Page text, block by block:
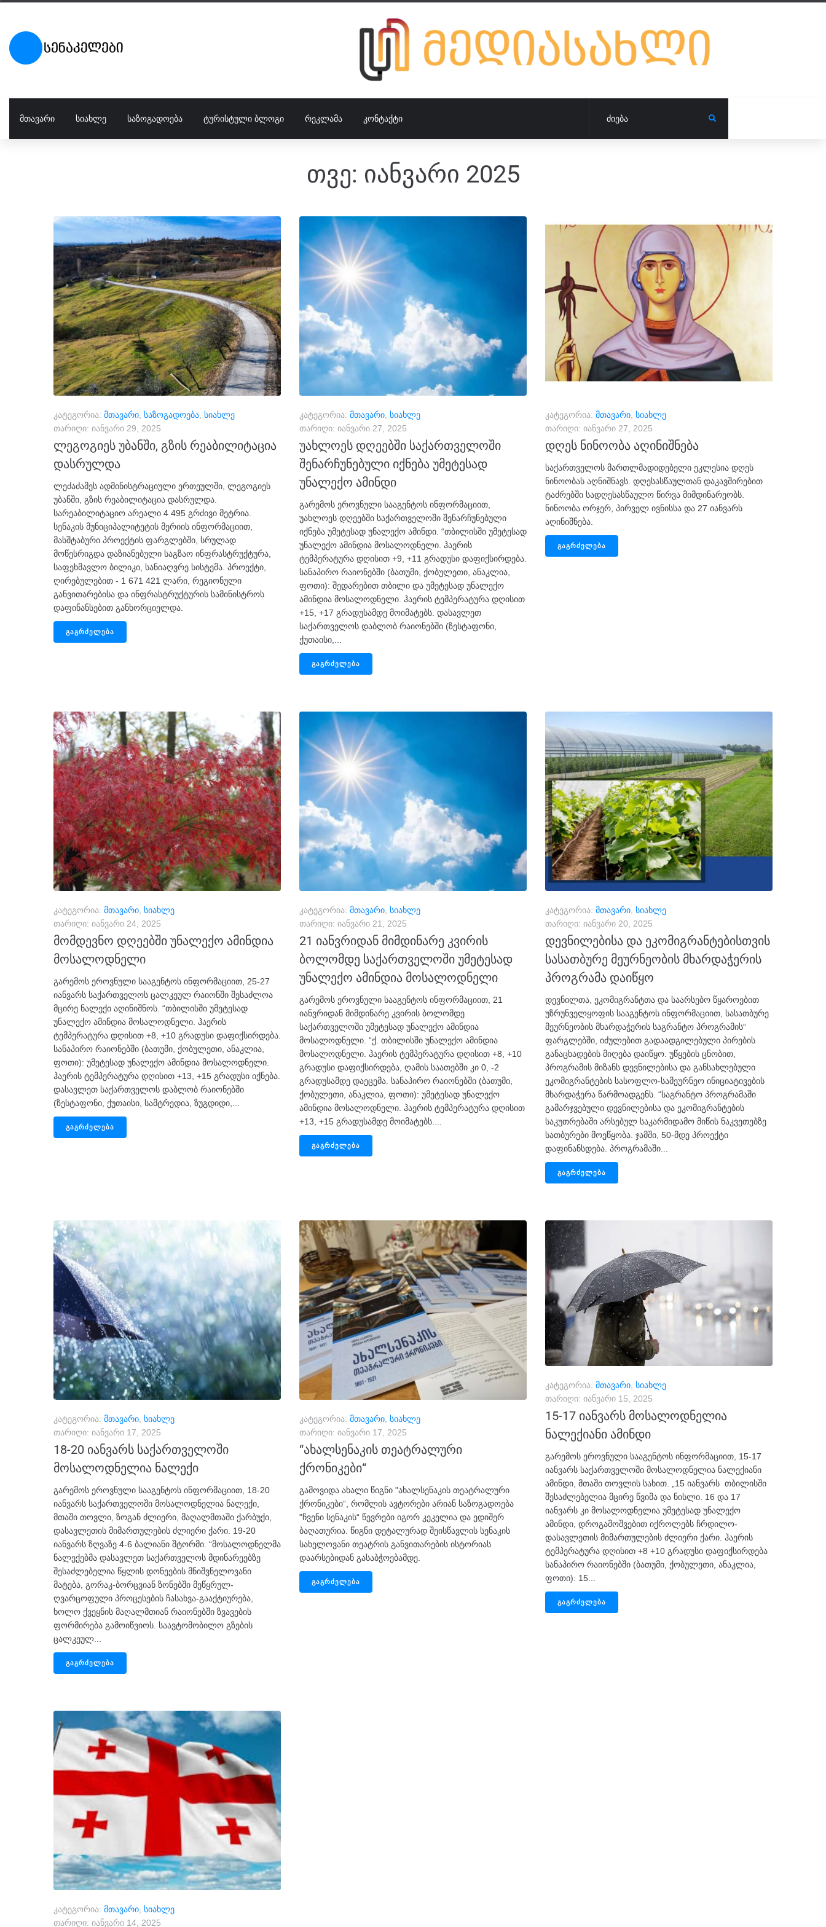
ᲛᲗᲐᲕᲐᲠᲘ ᲡᲘᲐᲮᲚᲔ ᲡᲐᲖᲝᲒᲐᲓᲝᲔᲑᲐ ᲢᲣᲠᲘᲡᲢᲣᲚᲘ ᲑᲚᲝᲒᲘ ᲠᲔᲙᲚᲐᲛᲐ ᲙᲝᲜᲢᲐᲥᲢᲘ
თვე: იანვარი 2025
კატეგორია: მთავარი საზოგადოება სიახლე
თარიღი: იანვარი 29, 2025
ლეგოგიეს უბანში, გზის რეაბილიტაცია
დასრულდა
ლეძაძამეს ადმინისტრაციული ერთეულში, ლეგოგიეს
უბანში, გზის რეაბილიტაცია დასრულდა.
სარეაბილიტაციო არეალი 4 495 გრძივი მეტრია.
სენაკის მუნიციპალიტეტის მერიის ინფორმაციით,
მასშტაბური პროექტის ფარგლებში, სრულად
მოწესრიგდა დაზიანებული საგზაო ინფრასტრუქტურა,
საფეხმავლო ბილიკი, სანიაღვრე სისტემა. პროექტი,
ღირებულებით - 1 671 421 ლარი, რეგიონული
განვითარებისა და ინფრასტრუქტურის სამინისტროს
დაფინანსებით განხორციელდა.
ᲒᲐᲒᲠᲫᲔᲚᲔᲑᲐ
კატეგორია: მთავარი სიახლე
თარიღი: იანვარი 27, 2025
უახლოეს დღეებში საქართველოში
შენარჩუნებული იქნება უმეტესად
უნალექო ამინდი
გარემოს ეროვნული სააგენტოს ინფორმაციით,
უახლოეს დღეებში საქართველოში შენარჩუნებული
იქნება უმეტესად უნალექო ამინდი. “თბილისში უმეტესად
უნალექო ამინდია მოსალოდნელი. ჰაერის
ტემპერატურა დღისით +9, +11 გრადუსი დაფიქსირდება.
სანაპირო რაიონებში (ბათუმი, ქობულეთი, ანაკლია,
ფოთი): შედარებით თბილი და უმეტესად უნალექო
ამინდია მოსალოდნელი. ჰაერის ტემპერატურა დღისით
+15, +17 გრადუსამდე მოიმატებს. დასავლეთ
საქართველოს დაბლობ რაიონებში (ზესტაფონი,
ქუთაისი,...
ᲒᲐᲒᲠᲫᲔᲚᲔᲑᲐ
კატეგორია: მთავარი სიახლე
თარიღი: იანვარი 27, 2025
დღეს ნინოობა აღინიშნება
საქართველოს მართლმადიდებელი ეკლესია დღეს
ნინოობას აღნიშნავს. დღესასწაულთან დაკავშირებით
ტაძრებში სადღესასწაულო წირვა მიმდინარეობს.
ნინოობა ორჯერ, პირველ ივნისსა და 27 იანვარს
აღინიშნება.
ᲒᲐᲒᲠᲫᲔᲚᲔᲑᲐ
კატეგორია: მთავარი, სიახლე
თარიღი: იანვარი 24, 2025
მომდევნო დღეებში უნალექო ამინდია
მოსალოდნელი
გარემოს ეროვნული სააგენტოს ინფორმაციით, 25-27
იანვარს საქართველოს ცალკეულ რაიონში შესაძლოა
მცირე ნალექი აღინიშნოს. “თბილისში უმეტესად
უნალექო ამინდია მოსალოდნელი. ჰაერის
ტემპერატურა დღისით +8, +10 გრადუსი დაფიქსირდება.
სანაპირო რაიონებში (ბათუმი, ქობულეთი, ანაკლია,
ფოთი): უმეტესად უნალექო ამინდია მოსალოდნელი.
ჰაერის ტემპერატურა დღისით +13, +15 გრადუსი იქნება.
დასავლეთ საქართველოს დაბლობ რაიონებში
(ზესტაფონი, ქუთაისი, სამტრედია, ზუგდიდი,...
ᲒᲐᲒᲠᲫᲔᲚᲔᲑᲐ
კატეგორია: მთავარი, სიახლე
თარიღი: იანვარი 21, 2025
21 იანვრიდან მიმდინარე კვირის
ბოლომდე საქართველოში უმეტესად
უნალექო ამინდია მოსალოდნელი
გარემოს ეროვნული სააგენტოს ინფორმაციით, 21
იანვრიდან მიმდინარე კვირის ბოლომდე
საქართველოში უმეტესად უნალექო ამინდია
მოსალოდნელი. “ქ. თბილისში უნალექო ამინდია
მოსალოდნელი. ჰაერის ტემპერატურა დღისით +8, +10
გრადუსი დაფიქსირდება, ღამის საათებში კი 0, -2
გრადუსამდე დაეცემა. სანაპირო რაიონებში (ბათუმი,
ქობულეთი, ანაკლია, ფოთი): უმეტესად უნალექო
ამინდია მოსალოდნელი. ჰაერის ტემპერატურა დღისით
+13, +15 გრადუსამდე მოიმატებს....
ᲒᲐᲒᲠᲫᲔᲚᲔᲑᲐ
კატეგორია: მთავარი, სიახლე
თარიღი: იანვარი 20, 2025
დევნილებისა და ეკომიგრანტებისთვის
სასათბურე მეურნეობის მხარდაჭერის
პროგრამა დაიწყო
დევნილთა, ეკომიგრანტთა და საარსებო წყაროებით
უზრუნველყოფის სააგენტოს ინფორმაციით, სასათბურე
მეურნეობის მხარდაჭერის საგრანტო პროგრამის“
ფარგლებში, იძულებით გადაადგილებული პირების
განაცხადების მიღება დაიწყო. უწყების ცნობით,
პროგრამის მიზანს დევნილებისა და განსახლებული
ეკომიგრანტების სასოფლო-სამეურნეო ინიციატივების
მხარდაჭერა წარმოადგენს. “საგრანტო პროგრამაში
გამარჯვებული დევნილებისა და ეკომიგრანტების
საკუთრებაში არსებულ საკარმიდამო მიწის ნაკვეთებზე
სათბურები მოეწყობა. ჯამში, 50-მდე პროექტი
დაფინანსდება. პროგრამაში...
ᲒᲐᲒᲠᲫᲔᲚᲔᲑᲐ
კატეგორია: მთავარი, სიახლე
თარიღი: იანვარი 17, 2025
18-20 იანვარს საქართველოში
მოსალოდნელია ნალექი
გარემოს ეროვნული სააგენტოს ინფორმაციით, 18-20
იანვარს საქართველოში მოსალოდნელია ნალექი,
მთაში თოვლი, ზოგან ძლიერი, მაღალმთაში ქარბუქი,
დასავლეთის მიმართულების ძლიერი ქარი. 19-20
იანვარს ზღვაზე 4-6 ბალიანი შტორმი. “მოსალოდნელმა
ნალექებმა დასავლეთ საქართველოს მდინარეებზე
შესაძლებელია წყლის დონეების მნიშვნელოვანი
მატება, გორაკ-ბორცვიან ზონებში მეწყრულ-
ღვარცოფული პროცესების ჩასახვა-გააქტიურება,
ხოლო ქვეყნის მაღალმთიან რაიონებში ზვავების
ფორმირება გამოიწვიოს. საავტომობილო გზების
ცალკეულ...
ᲒᲐᲒᲠᲫᲔᲚᲔᲑᲐ
კატეგორია: მთავარი, სიახლე
თარიღი: იანვარი 17, 2025
“ახალსენაკის თეატრალური
ქრონიკები“
გამოვიდა ახალი წიგნი "ახალსენაკის თეატრალური
ქრონიკები“, რომლის ავტორები არიან საზოგადოება
"ჩვენი სენაკის“ წევრები იგორ კეკელია და ედიშერ
ბაღათურია. წიგნი დეტალურად შეისწავლის სენაკის
სახელოვანი თეატრის განვითარების ისტორიას
დაარსებიდან გასაბჭოებამდე.
ᲒᲐᲒᲠᲫᲔᲚᲔᲑᲐ
კატეგორია: მთავარი სიახლე
თარიღი: იანვარი 15, 2025
15-17 იანვარს მოსალოდნელია
ნალექიანი ამინდი
გარემოს ეროვნული სააგენტოს ინფორმაციით, 15-17
იანვარს საქართველოში მოსალოდნელია ნალექიანი
ამინდი, მთაში თოვლის სახით. „15 იანვარს თბილისში
შესაძლებელია მცირე წვიმა და ნისლი. 16 და 17
იანვარს კი მოსალოდნელია უმეტესად უნალექო
ამინდი, დროგამოშვებით იქროლებს ჩრდილო-
დასავლეთის მიმართულების ძლიერი ქარი. ჰაერის
ტემპერატურა დღისით +8 +10 გრადუსი დაფიქსირდება
სანაპირო რაიონებში (ბათუმი, ქობულეთი, ანაკლია,
ფოთი): 15...
ᲒᲐᲒᲠᲫᲔᲚᲔᲑᲐ
კატეგორია: მთავარი, სიახლე
თარიღი: იანვარი 14, 2025